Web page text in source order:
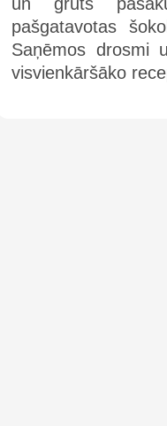
pašgatavotas
Saņēmos drosmi
visvienkāršāko